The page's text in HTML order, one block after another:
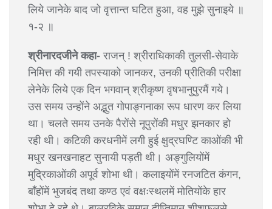
लिये जानेके बाद जो वृत्तान्त घटित हुआ, वह मुझे सुनाइये ॥
१-२ ॥
श्रीनारदजीने कहा- राजन् ! श्रीराधिकाकी तुलसी-सेवाके
निमित्त की गयी तपस्याको जानकर, उनकी प्रीतिकी परीक्षा
लेनेके लिये एक दिन भगवान् श्रीकृष्ण वृषभानुपुरमैं गये।
उस समय उन्होंने अद्भुत गोपाङ्गनाका रूप धारण कर लिया
था। चलते समय उनके पैरोंसे नूपुरोंकी मधुर झनकार हो
रही थी। कटिकी करधनीमें लगी हुई क्षुद्रघण्टि काओंकी भी
मधुर खनखनाहट सुनायी पड़ती थी। अङ्गुलियोंमें
मुद्रिकाओंकी अपूर्व शोभा थी। कलाइयोंमें रनजटित कंगन,
बाँहोंमें भुजबंद तथा कण्ठ एवं वक्षःस्थलमें मोतियोंके हार